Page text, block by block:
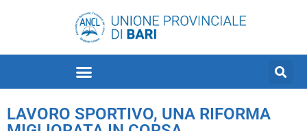
LAVORO SPORTIVO, UNA RIFORMA